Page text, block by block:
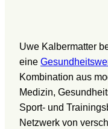
Uwe Kalbermatter
eine
Kombination aus
Medizin,
Sport- und
Netzwerk von